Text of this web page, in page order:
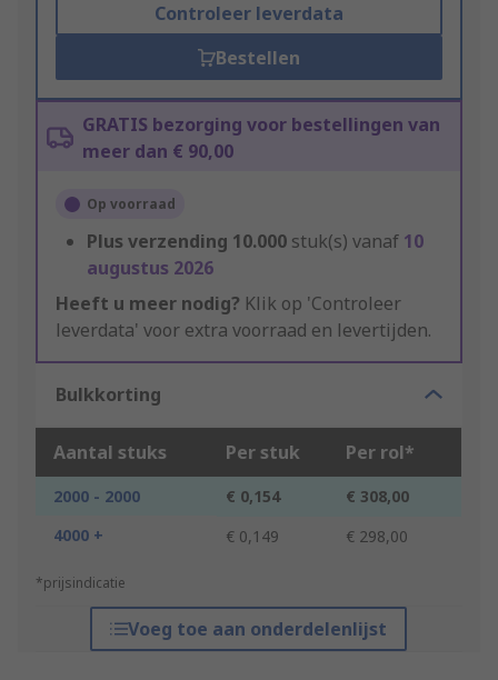
Controleer leverdata
Bestellen
GRATIS bezorging voor bestellingen van
meer dan € 90,00
Op voorraad
Plus verzending 10.000 stuk(s) vanaf 10
augustus 2026
Heeft u meer nodig? Klik op 'Controleer
leverdata' voor extra voorraad en levertijden.
Bulkkorting
Aantal stuks Per stuk Per rol*
2000 - 2000 € 0,154
€ 308,00
4000 +
€ 0,149 € 298,00
*prijsindicatie
Voeg toe aan onderdelenlijst